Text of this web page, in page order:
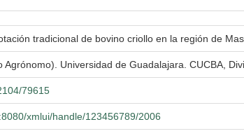
tradicional de bovino criollo en la región de
Agrónomo). Universidad de Guadalajara. CUCBA,
79615
xmlui/handle/123456789/2006